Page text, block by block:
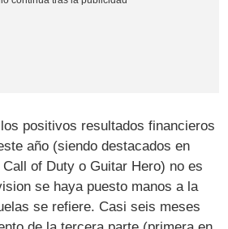
positivos resultados financieros
año (siendo destacados en
of Duty o Guitar Hero) no es
se haya puesto manos a la
se refiere. Casi seis meses